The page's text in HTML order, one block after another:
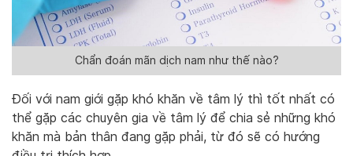
Chẩn đoán mãn dịch nam như thế nào?
Đối với nam giới gặp khó khăn về tâm lý thì tốt nhất có
thể gặp các chuyên gia về tâm lý để chia sẻ những khó
khăn mà bản thân đang gặp phải, từ đó sẽ có hướng